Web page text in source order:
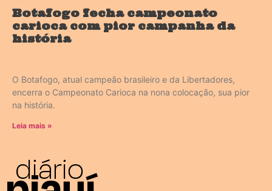
Botafogo fecha campeonato
carioca com pior campanha da
história
O Botafogo, atual campeão brasileiro e da Libertadores,
encerra o Campeonato Carioca na nona colocação, sua pior
na história.
Leia mais »